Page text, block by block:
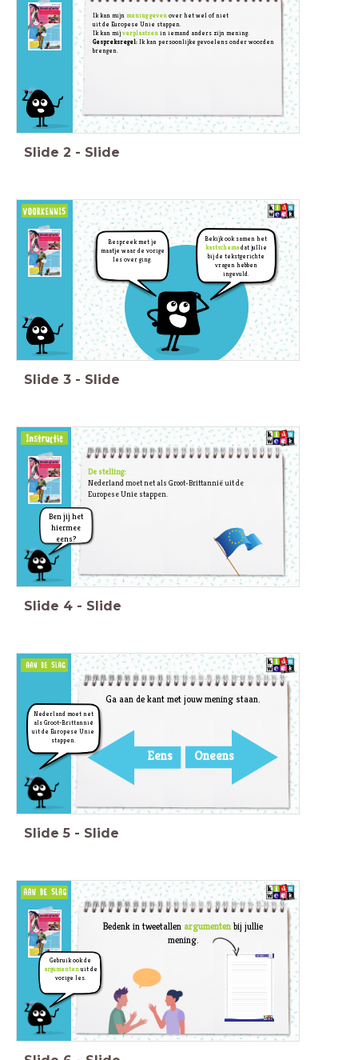
Ik kan mijnmening geven over het wel of niet
uit de Europese Unie stappen.
Ik kan mijverplaatsen in iemand anders zijn mening.
Gespreksregel: Ik kan persoonlijke gevoelens onder woorden
brengen.
Slide 2 - Slide
Bespreek met je
maatje waar de vorige
les over ging.
Bekijk ook samen het
kastschemadat jullie
bij de tekstgerichte
vragen hebben
ingevuld.
Slide 3 - Slide
De stelling:
Nederland moet net als Groot-Brittannië uit de
Europese Unie stappen.
Ben jij het
hiermee
eens?
Slide 4 - Slide
Ga aan de kant met jouw mening staan.
Eens Oneens
Nederland moet net
als Groot-Brittannië
uit de Europese Unie
stappen.
Slide 5 - Slide
Bedenk in tweetallen argumenten bij jullie
mening.
Gebruik ook de
argumentenuit de
vorige les.